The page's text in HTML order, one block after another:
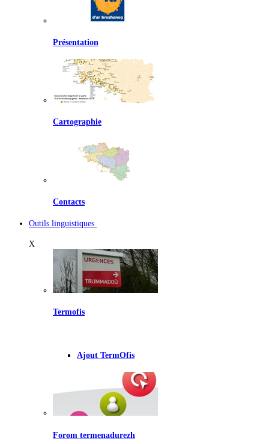
Présentation
Cartographie
Contacts
Outils linguistiques
X
Termofis
Ajout TermOfis
Forom termenadurezh